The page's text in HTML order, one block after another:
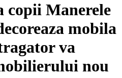
copii Manerele
mobila
va
nou